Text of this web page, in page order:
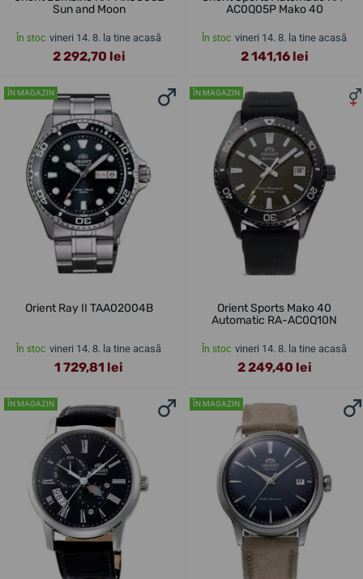
Sun and Moon
În stoc vineri 14. 8. la tine acasă
2 292,70 lei
AC0Q05P Mako 40
În stoc vineri 14. 8. la tine acasă
2 141,16 lei
ÎN MAGAZIN
Orient Ray II TAA02004B
În stoc vineri 14. 8. la tine acasă
1 729,81 lei
ÎN MAGAZIN
Orient Sports Mako 40
Automatic RA-AC0Q10N
În stoc vineri 14. 8. la tine acasă
2 249,40 lei
ÎN MAGAZIN ÎN MAGAZIN